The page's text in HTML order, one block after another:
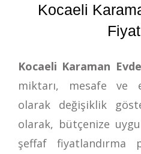
Kocaeli
Kocaeli Karaman
miktarı, mesafe ve
olarak değişiklik
olarak, bütçenize
şeffaf fiyatlandırma